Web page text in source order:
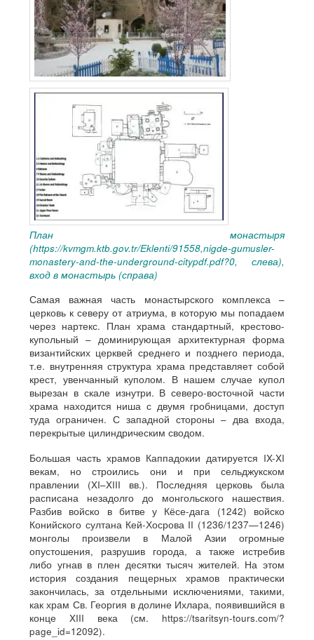
План монастыря
(https://kvmgm.ktb.gov.tr/Eklenti/91558,nigde-gumusler-
monastery-and-the-underground-citypdf.pdf?0, слева),
вход в монастырь (справа)
Самая важная часть монастырского комплекса –
церковь к северу от атриума, в которую мы попадаем
через нартекс. План храма стандартный, крестово-
купольный – доминирующая архитектурная форма
византийских церквей среднего и позднего периода,
т.е. внутренняя структура храма представляет собой
крест, увенчанный куполом. В нашем случае купол
вырезан в скале изнутри. В северо-восточной части
храма находится ниша с двумя гробницами, доступ
туда ограничен. С западной стороны – два входа,
перекрытые цилиндрическим сводом.
Большая часть храмов Каппадокии датируется IX-XI
векам, но строились они и при сельджукском
правлении (XI–XIII вв.). Последняя церковь была
расписана незадолго до монгольского нашествия.
Разбив войско в битве у Кёсе-дага (1242) войско
Конийского султана Кей-Хосрова II (1236/1237—1246)
монголы произвели в Малой Азии огромные
опустошения, разрушив города, а также истребив
либо угнав в плен десятки тысяч жителей. На этом
история создания пещерных храмов практически
закончилась, за отдельными исключениями, такими,
как храм Св. Георгия в долине Ихлара, появившийся в
конце XIII века (см. https://tsaritsyn-tours.com/?
page_id=12092).